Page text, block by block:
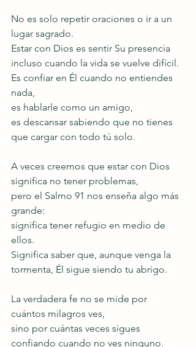
No es solo repetir oraciones o ir a un
lugar sagrado.
Estar con Dios es sentir Su presencia
incluso cuando la vida se vuelve difícil.
Es confiar en Él cuando no entiendes
nada,
es hablarle como un amigo,
es descansar sabiendo que no tienes
que cargar con todo tú solo.
A veces creemos que estar con Dios
significa no tener problemas,
pero el Salmo 91 nos enseña algo más
grande:
significa tener refugio en medio de
ellos.
Significa saber que, aunque venga la
tormenta, Él sigue siendo tu abrigo.
La verdadera fe no se mide por
cuántos milagros ves,
sino por cuántas veces sigues
confiando cuando no ves ninguno.